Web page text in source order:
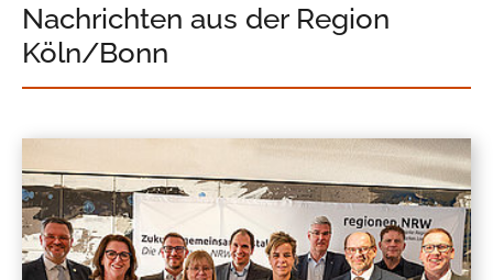
Nachrichten aus der Region
Köln/Bonn